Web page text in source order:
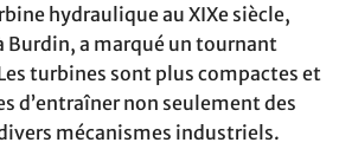
hydraulique au XIXe siècle,
Burdin, a marqué un tournant
turbines sont plus compactes et
d’entraîner non seulement des
mécanismes industriels.